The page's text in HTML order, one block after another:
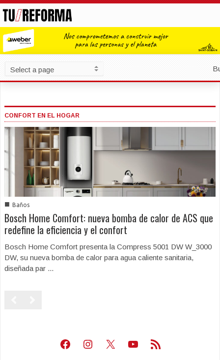
CONFORT EN EL HOGAR
■ Baños
Bosch Home Comfort: nueva bomba de calor de ACS que
redefine la eficiencia y el confort
Bosch Home Comfort presenta la Compress 5001 DW W_3000
DW, su nueva bomba de calor para agua caliente sanitaria,
diseñada par ...
Facebook
Instagram
X Youtube
Feed RSS